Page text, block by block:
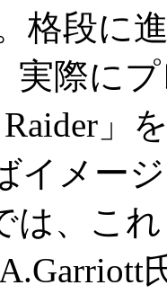
格段に
実際に
」
イメー
、こ